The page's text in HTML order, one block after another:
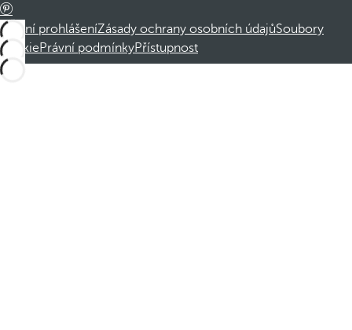
Právní prohlášeníZásady ochrany osobních údajůSoubory
cookiePrávní podmínkyPřístupnost